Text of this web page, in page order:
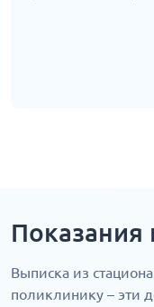
Показания
Выписка из
поликлинику – эти